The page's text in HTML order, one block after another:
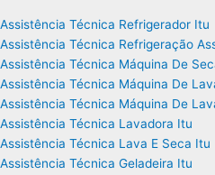
Assistência Técnica Refrigerador Itu
Assistência Técnica Refrigeração
Assistência Técnica Máquina De
Assistência Técnica Máquina De
Assistência Técnica Máquina De
Assistência Técnica Lavadora Itu
Assistência Técnica Lava E Seca Itu
Assistência Técnica Geladeira Itu